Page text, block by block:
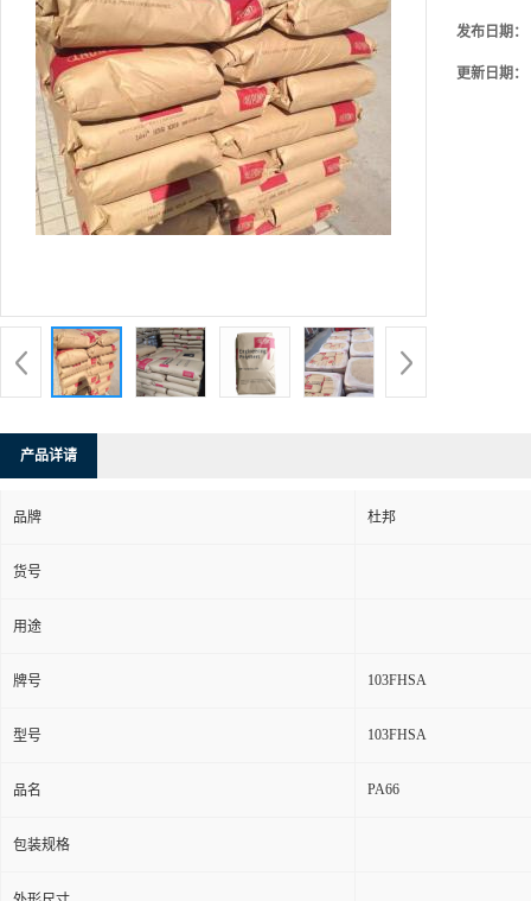
发布日期：
更新日期：
产品详请
品牌 杜邦
货号
用途
牌号 103FHSA
型号 103FHSA
品名 PA66
包装规格